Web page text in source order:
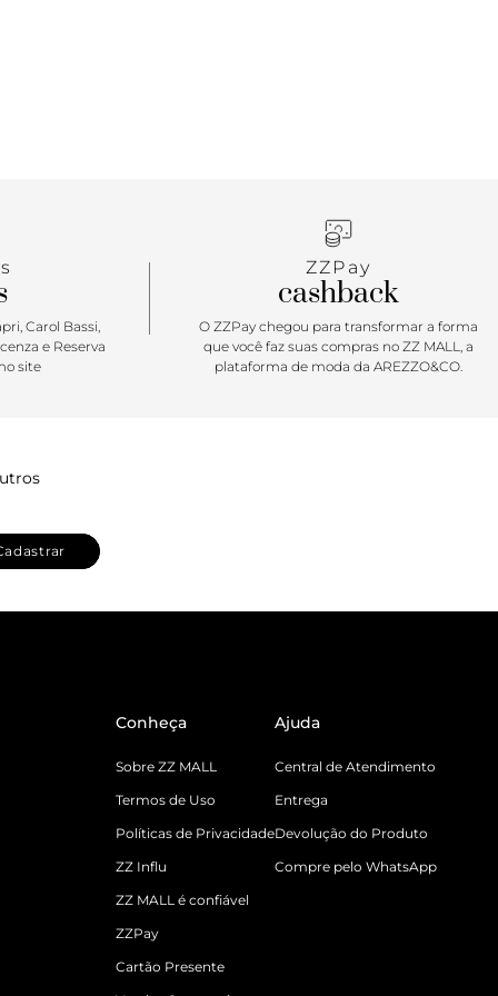
Carol Bassi,
e Reserva
site
ZZPay
cashback
O ZZPay chegou para transformar a forma
que você faz suas compras no ZZ MALL, a
plataforma de moda da AREZZO&CO.
Conheça
Sobre ZZ MALL
Termos de Uso
Políticas de Privacidade
ZZ Influ
ZZ MALL é confiável
ZZPay
Cartão Presente
Ajuda
Central de Atendimento
Entrega
Devolução do Produto
Compre pelo WhatsApp